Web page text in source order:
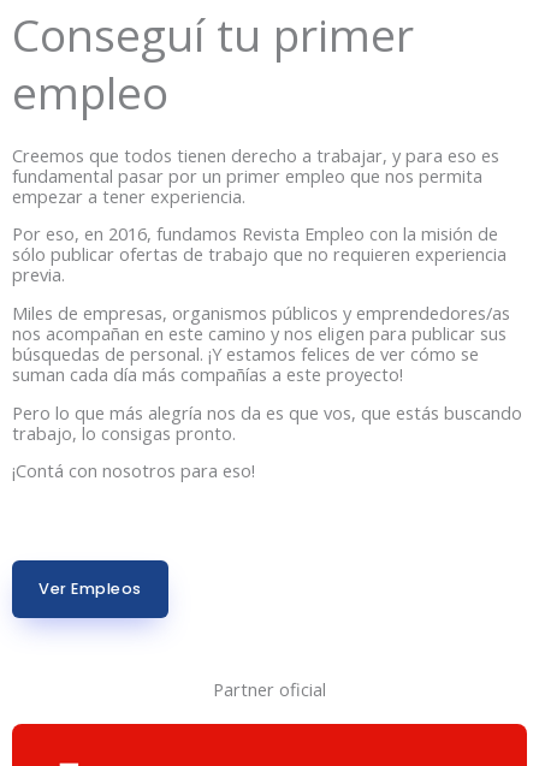
Conseguí tu primer
empleo
Creemos que todos tienen derecho a trabajar, y para eso es
fundamental pasar por un primer empleo que nos permita
empezar a tener experiencia.
Por eso, en 2016, fundamos Revista Empleo con la misión de
sólo publicar ofertas de trabajo que no requieren experiencia
previa.
Miles de empresas, organismos públicos y emprendedores/as
nos acompañan en este camino y nos eligen para publicar sus
búsquedas de personal. ¡Y estamos felices de ver cómo se
suman cada día más compañías a este proyecto!
Pero lo que más alegría nos da es que vos, que estás buscando
trabajo, lo consigas pronto.
¡Contá con nosotros para eso!
Ver Empleos
Partner oficial